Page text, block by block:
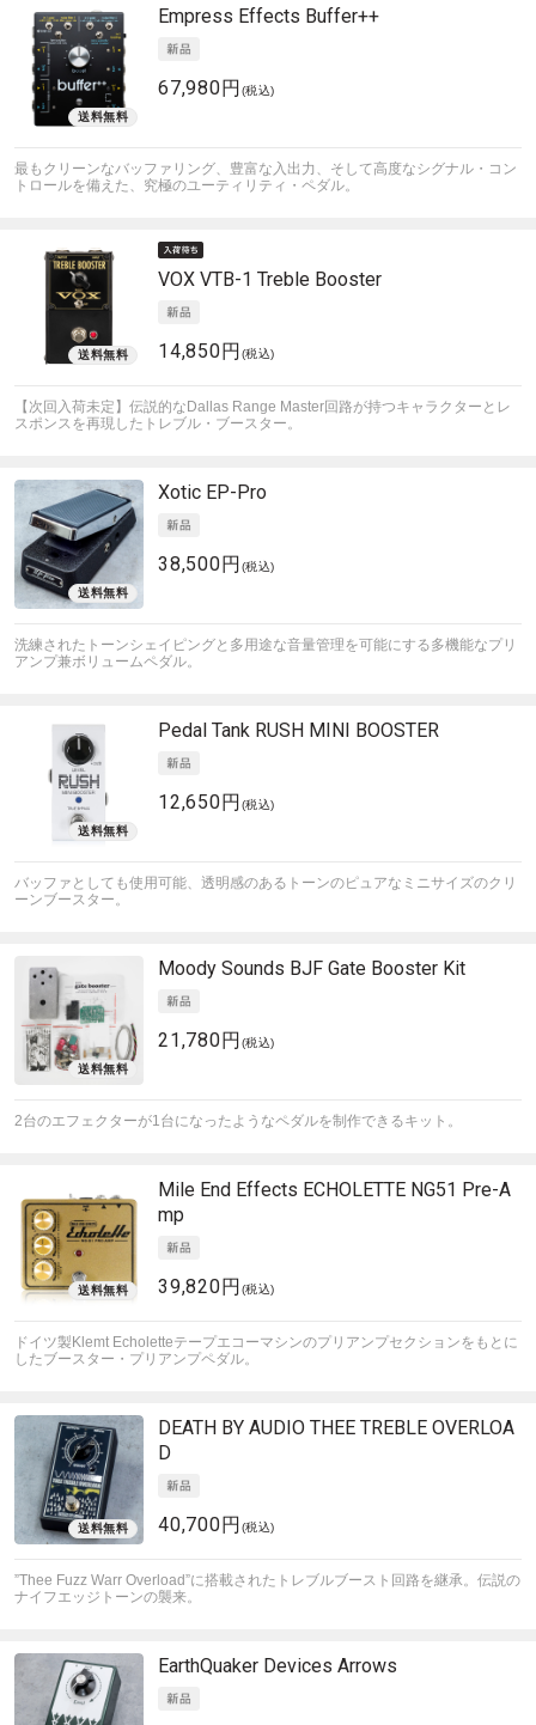
Empress Effects Buffer++
67,980円 (税込)
最もクリーンなバッファリング、豊富な入出力、そして高度なシグナル・コン
トロールを備えた、究極のユーティリティ・ペダル。
VOX VTB-1 Treble Booster
14,850円 (税込)
【次回入荷未定】伝説的なDallas Range Master回路が持つキャラクターとレ
スポンスを再現したトレブル・ブースター。
Xotic EP-Pro
38,500円 (税込)
洗練されたトーンシェイピングと多用途な音量管理を可能にする多機能なプリ
アンプ兼ボリュームペダル。
Pedal Tank RUSH MINI BOOSTER
12,650円 (税込)
バッファとしても使用可能、透明感のあるトーンのピュアなミニサイズのクリ
ーンブースター。
Moody Sounds BJF Gate Booster Kit
21,780円 (税込)
2台のエフェクターが1台になったようなペダルを制作できるキット。
Mile End Effects ECHOLETTE NG51 Pre-A
mp
39,820円 (税込)
ドイツ製Klemt Echoletteテープエコーマシンのプリアンプセクションをもとに
したブースター・プリアンプペダル。
DEATH BY AUDIO THEE TREBLE OVERLOA
D
40,700円 (税込)
”Thee Fuzz Warr Overload”に搭載されたトレブルブースト回路を継承。伝説の
ナイフエッジトーンの襲来。
EarthQuaker Devices Arrows